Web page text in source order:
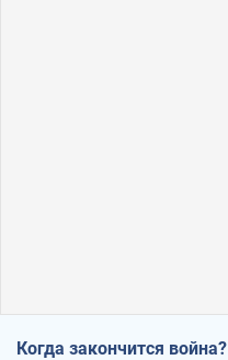
Когда закончится война?